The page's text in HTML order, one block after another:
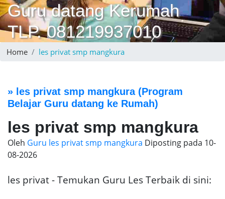
Guru datang Kerumah
TLP. 081219937010
Home les privat smp mangkura
» les privat smp mangkura(Program
Belajar Guru datang ke Rumah)
les privat smp mangkura
Oleh Guru les privat smp mangkura Diposting pada 10-
08-2026
les privat - Temukan Guru Les Terbaik di sini: